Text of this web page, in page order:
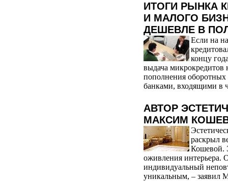
ИТОГИ РЫНКА
И МАЛОГО
ДЕШЕВЛЕ В
Если на
концу
выдача микрокредитов
пополнения оборотных
банками, входящими в
АВТОР
МАКСИМ
раскрыл
Кошевой.
оживления интерьера.
индивидуальный
уникальным, – заявил